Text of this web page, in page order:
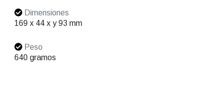
Dimensiones
169 x 44 x y 93 mm
Peso
640 gramos